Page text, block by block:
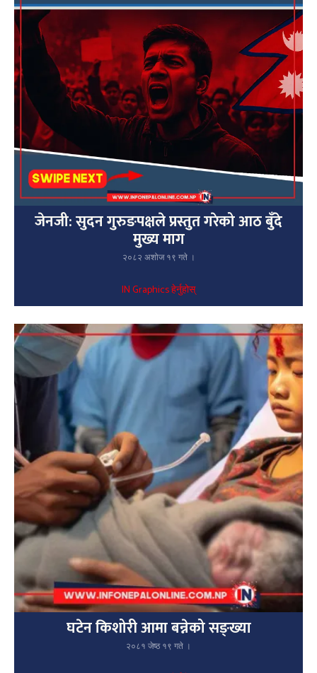
जेनजी: सुदन गुरुङपक्षले प्रस्तुत गरेको आठ बुँदे
मुख्य माग
२०८२ अशोज १९ गते ।
IN Graphics हेर्नुहोस्
घटेन किशोरी आमा बन्नेको सङ्ख्या
२०८१ जेष्ठ १९ गते ।